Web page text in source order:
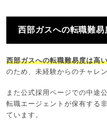
西部ガスへの転職難易
西部ガスへの転職難易度は高
のため、未経験からのチャレ
また公式採用ページでの中途
転職エージェントが保有する
ています。